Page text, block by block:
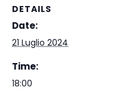
DETAILS
Date:
21 Luglio 2024
Time:
18:00